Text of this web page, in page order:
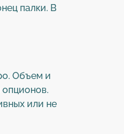
палки. В
Объем и
опционов.
или не